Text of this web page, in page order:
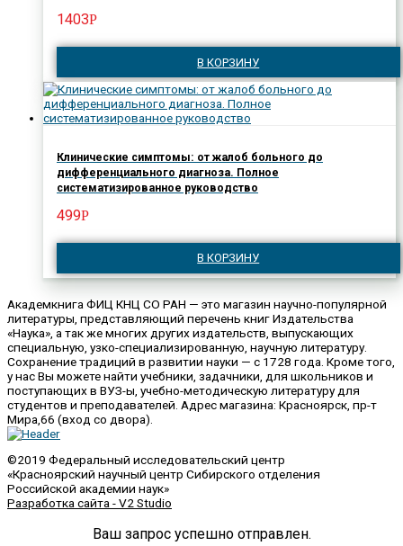
1403Р
В КОРЗИНУ
Клинические симптомы: от жалоб больного до
дифференциального диагноза. Полное
систематизированное руководство
499Р
В КОРЗИНУ
Академкнига ФИЦ КНЦ СО РАН — это магазин научно-популярной
литературы, представляющий перечень книг Издательства
«Наука», а так же многих других издательств, выпускающих
специальную, узко-специализированную, научную литературу.
Сохранение традиций в развитии науки — с 1728 года. Кроме того,
у нас Вы можете найти учебники, задачники, для школьников и
поступающих в ВУЗ-ы, учебно-методическую литературу для
студентов и преподавателей. Адрес магазина: Красноярск, пр-т
Мира,66 (вход со двора).
©2019 Федеральный исследовательский центр
«Красноярский научный центр Сибирского отделения
Российской академии наук»
Разработка сайта - V2 Studio
Ваш запрос успешно отправлен.